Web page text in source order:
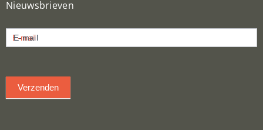
Nieuwsbrieven
inschrijven
E-mail
Verzenden